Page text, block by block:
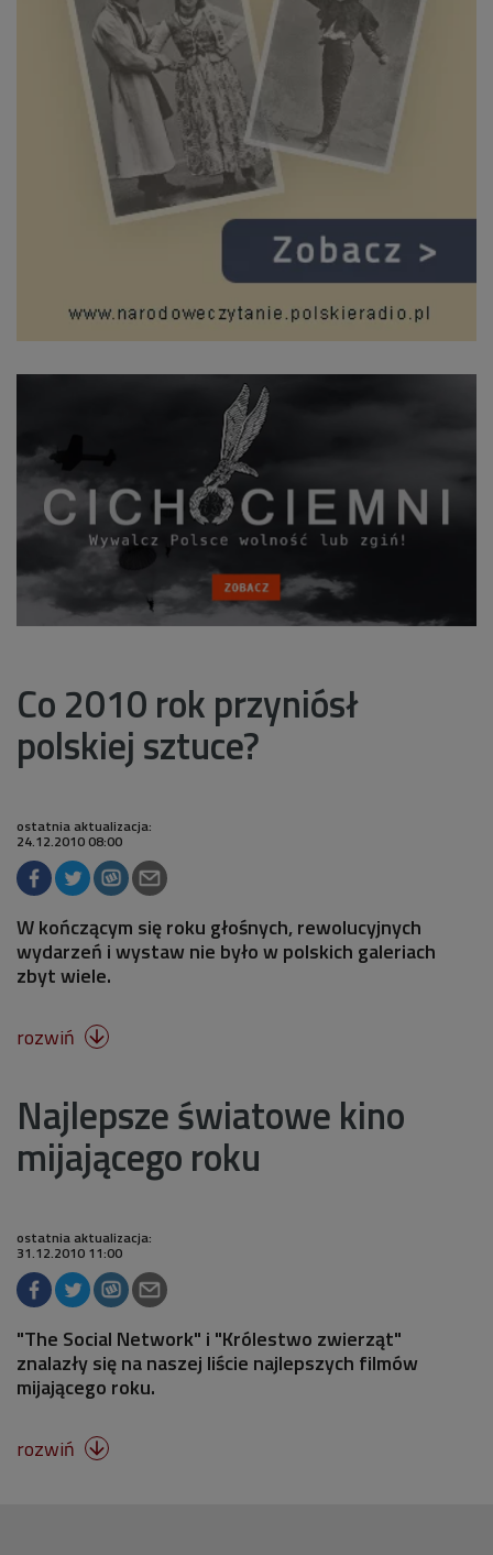
Co 2010 rok przyniósł
polskiej sztuce?
ostatnia aktualizacja:
24.12.2010 08:00
W kończącym się roku głośnych, rewolucyjnych
wydarzeń i wystaw nie było w polskich galeriach
zbyt wiele.
rozwiń 
Najlepsze światowe kino
mijającego roku
ostatnia aktualizacja:
31.12.2010 11:00
"The Social Network" i "Królestwo zwierząt"
znalazły się na naszej liście najlepszych filmów
mijającego roku.
rozwiń 